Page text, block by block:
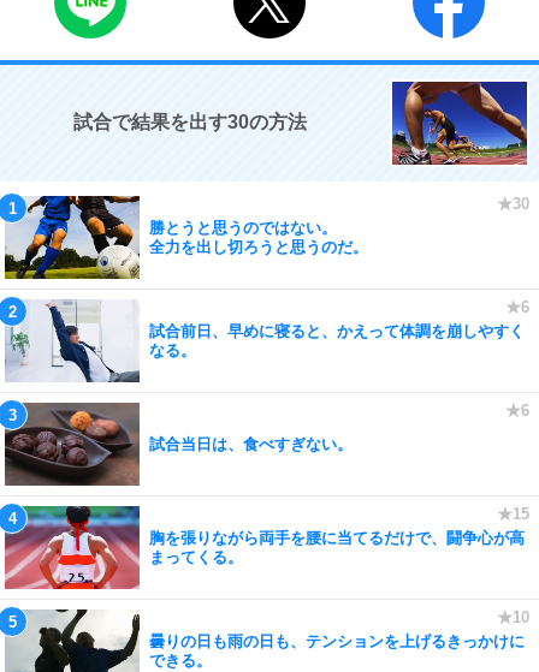
試合で結果を出す30の方法
勝とうと思うのではない。
全力を出し切ろうと思うのだ。
試合前日、早めに寝ると、かえって体調を崩しやすく
なる。
試合当日は、食べすぎない。
胸を張りながら両手を腰に当てるだけで、闘争心が高
まってくる。
曇りの日も雨の日も、テンションを上げるきっかけに
できる。